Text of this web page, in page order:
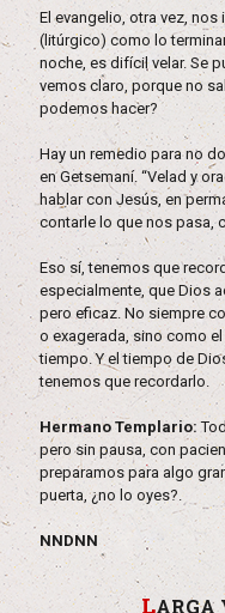
El evangelio, otra vez, nos
(litúrgico) como lo
noche, es difícil velar. Se
vemos claro, porque no
podemos hacer?
Hay un remedio para no
en Getsemaní. “Velad y
hablar con Jesús, en
contarle lo que nos pasa,
Eso sí, tenemos que
especialmente, que Dios
pero eficaz. No siempre
o exagerada, sino como
tiempo. Y el tiempo de
tenemos que recordarlo.
Hermano Templario:
pero sin pausa, con
preparamos para algo
puerta, ¿no lo oyes?.
NNDNN
LARGA